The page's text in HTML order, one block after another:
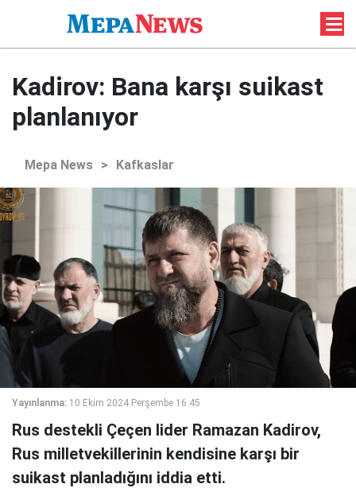
Kadirov: Bana karşı suikast
planlanıyor
Mepa News > Kafkaslar
Yayınlanma: 10 Ekim 2024 Perşembe 16:45
Rus destekli Çeçen lider Ramazan Kadirov,
Rus milletvekillerinin kendisine karşı bir
suikast planladığını iddia etti.